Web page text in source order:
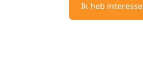
Ik heb interesse